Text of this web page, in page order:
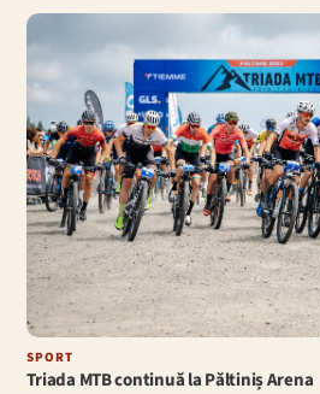
SPORT
Triada MTB continuă la Păltiniș Arena